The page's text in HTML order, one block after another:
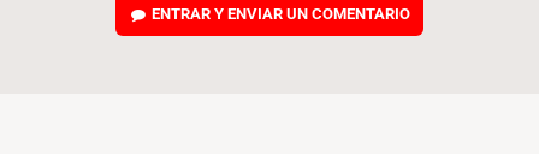
ENTRAR Y ENVIAR UN COMENTARIO